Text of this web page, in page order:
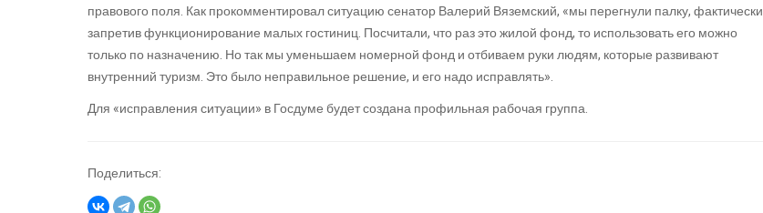
правового поля. Как прокомментировал ситуацию сенатор Валерий Вяземский, «мы перегнули палку, фактически
запретив функционирование малых гостиниц. Посчитали, что раз это жилой фонд, то использовать его можно
только по назначению. Но так мы уменьшаем номерной фонд и отбиваем руки людям, которые развивают
внутренний туризм. Это было неправильное решение, и его надо исправлять».
Для «исправления ситуации» в Госдуме будет создана профильная рабочая группа.
Поделиться: